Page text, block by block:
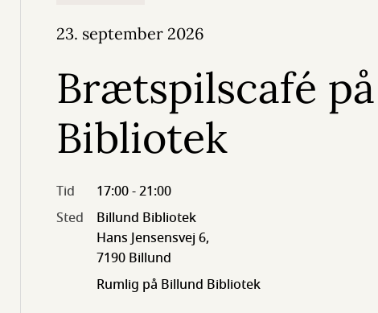
23. september 2026
Brætspilscafé
Bibliotek
Tid
17:00 - 21:00
Sted
Billund Bibliotek
Hans Jensensvej 6,
7190 Billund
Rumlig på Billund Bibliotek